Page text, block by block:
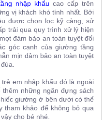
nhập khẩu cao cấp trên
vị khách khó tính nhất. Bởi
được chọn lọc kỹ càng, sử
trải qua quy trình xử lý hiện
đảm bảo an toàn tuyệt đối
góc cạnh của giường tầng
mịn đảm bảo an toàn tuyệt
em nhập khẩu đó là ngoài
những ngăn đựng sách
giường ở bên dưới có thể
tham khảo để không bỏ qua
cho bé nhé.